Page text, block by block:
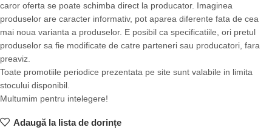
caror oferta se poate schimba direct la producator. Imaginea
produselor are caracter informativ, pot aparea diferente fata de cea
mai noua varianta a produselor. E posibil ca specificatiile, ori pretul
produselor sa fie modificate de catre parteneri sau producatori, fara
preaviz.
Toate promotiile periodice prezentata pe site sunt valabile in limita
stocului disponibil.
Multumim pentru intelegere!
Adaugă la lista de dorințe